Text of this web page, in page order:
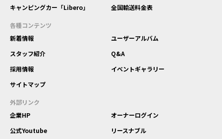
キャンピングカー「Libero」
全国輸送料金表
各種コンテンツ
新着情報
ユーザーアルバム
スタッフ紹介
Q&A
採用情報
イベントギャラリー
サイトマップ
外部リンク
企業HP
オーナーログイン
公式Youtube
リースナブル